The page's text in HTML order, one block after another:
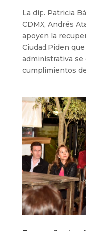
La dip. Patricia
CDMX, Andrés
apoyen la
Ciudad.Piden
administrativa se
cumplimientos